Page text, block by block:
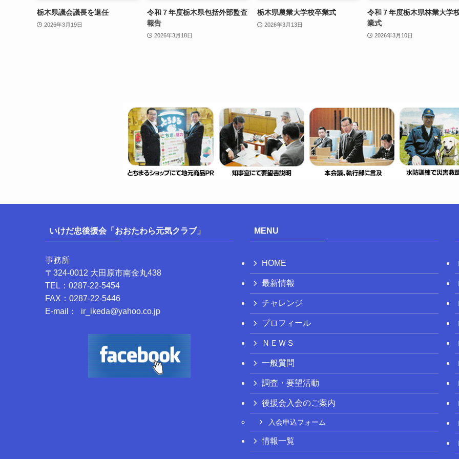
栃木県議会議長を退任
2026年3月19日
令和７年度栃木県包括外部監査
報告
2026年3月18日
栃木県農業大学校卒業式
2026年3月13日
令和７年度栃木県林業大学
業式
2026年3月10日
いけだ忠後援会「おおたわら元気クラブ」
事務所
〒324-0012 大田原市南金丸438
TEL：0287-22-5454
FAX：0287-22-5446
E-mail： ir_ikeda@yahoo.co.jp
MENU
HOME
最新情報
チャレンジ
プロフィール
ＮＥＷＳ
一般質問
調査・要望活動
後援会入会のご案内
入会申込フォーム
情報一覧